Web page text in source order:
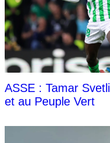
ASSE : Tamar
et au Peuple Vert